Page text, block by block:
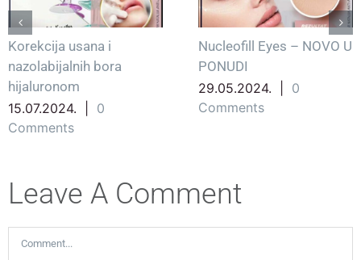
Korekcija usana i
nazolabijalnih bora
hijaluronom
15.07.2024.
0
Comments
Nucleofill Eyes – NOVO U
PONUDI
29.05.2024.
0
Comments
Leave A Comment
Comment